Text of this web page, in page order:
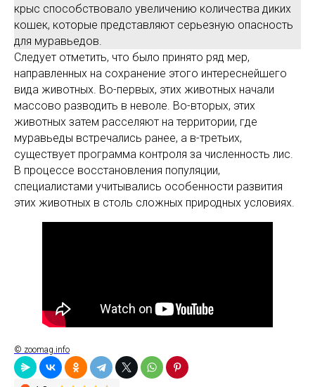
крыс способствовало увеличению количества диких
кошек, которые представляют серьезную опасность
для муравьедов.
Следует отметить, что было принято ряд мер,
направленных на сохранение этого интереснейшего
вида животных. Во-первых, этих животных начали
массово разводить в неволе. Во-вторых, этих
животных затем расселяют на территории, где
муравьеды встречались ранее, а в-третьих,
существует программа контроля за численность лис.
В процессе восстановления популяции,
специалистами учитывались особенности развития
этих животных в столь сложных природных условиях.
© zoomag.info